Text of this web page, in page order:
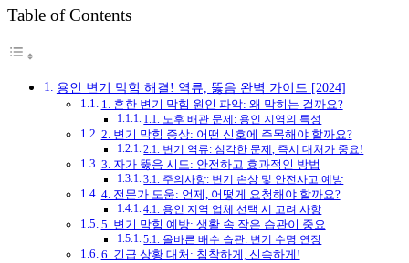
그
Table of Contents
용인 변기 막힘 해결! 역류, 뚫음 완벽 가이드 [2024]
1. 흔한 변기 막힘 원인 파악: 왜 막히는 걸까요?
1.1. 노후 배관 문제: 용인 지역의 특성
2. 변기 막힘 증상: 어떤 신호에 주목해야 할까요?
2.1. 변기 역류: 심각한 문제, 즉시 대처가 중요!
3. 자가 뚫음 시도: 안전하고 효과적인 방법
3.1. 주의사항: 변기 손상 및 안전사고 예방
4. 전문가 도움: 언제, 어떻게 요청해야 할까요?
4.1. 용인 지역 업체 선택 시 고려 사항
5. 변기 막힘 예방: 생활 속 작은 습관이 중요
5.1. 올바른 배수 습관: 변기 수명 연장
6. 긴급 상황 대처: 침착하게, 신속하게!